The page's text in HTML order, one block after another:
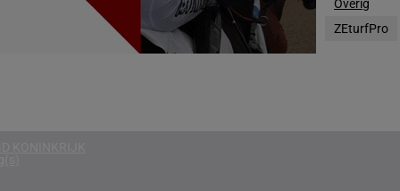
KONINKRIJK
Overig
ZEturfPro